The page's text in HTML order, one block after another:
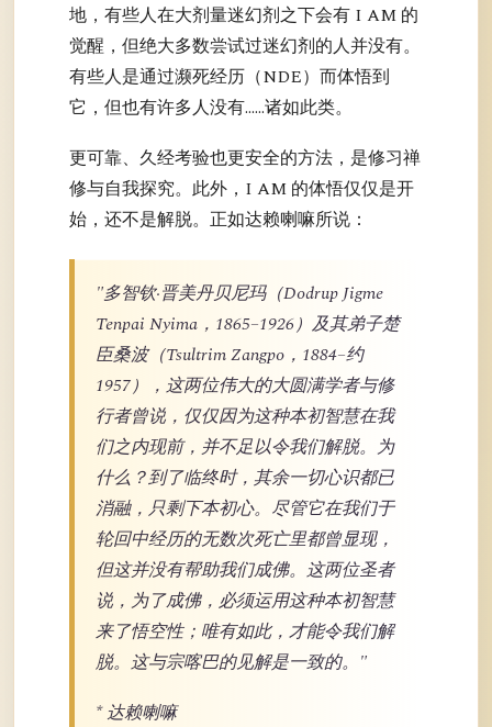
地，有些人在大剂量迷幻剂之下会有 I AM 的
觉醒，但绝大多数尝试过迷幻剂的人并没有。
有些人是通过濒死经历（NDE）而体悟到
它，但也有许多人没有……诸如此类。
更可靠、久经考验也更安全的方法，是修习禅
修与自我探究。此外，I AM 的体悟仅仅是开
始，还不是解脱。正如达赖喇嘛所说：
"多智钦·晋美丹贝尼玛（Dodrup Jigme
Tenpai Nyima，1865–1926）及其弟子楚
臣桑波（Tsultrim Zangpo，1884–约
1957），这两位伟大的大圆满学者与修
行者曾说，仅仅因为这种本初智慧在我
们之内现前，并不足以令我们解脱。为
什么？到了临终时，其余一切心识都已
消融，只剩下本初心。尽管它在我们于
轮回中经历的无数次死亡里都曾显现，
但这并没有帮助我们成佛。这两位圣者
说，为了成佛，必须运用这种本初智慧
来了悟空性；唯有如此，才能令我们解
脱。这与宗喀巴的见解是一致的。"
* 达赖喇嘛